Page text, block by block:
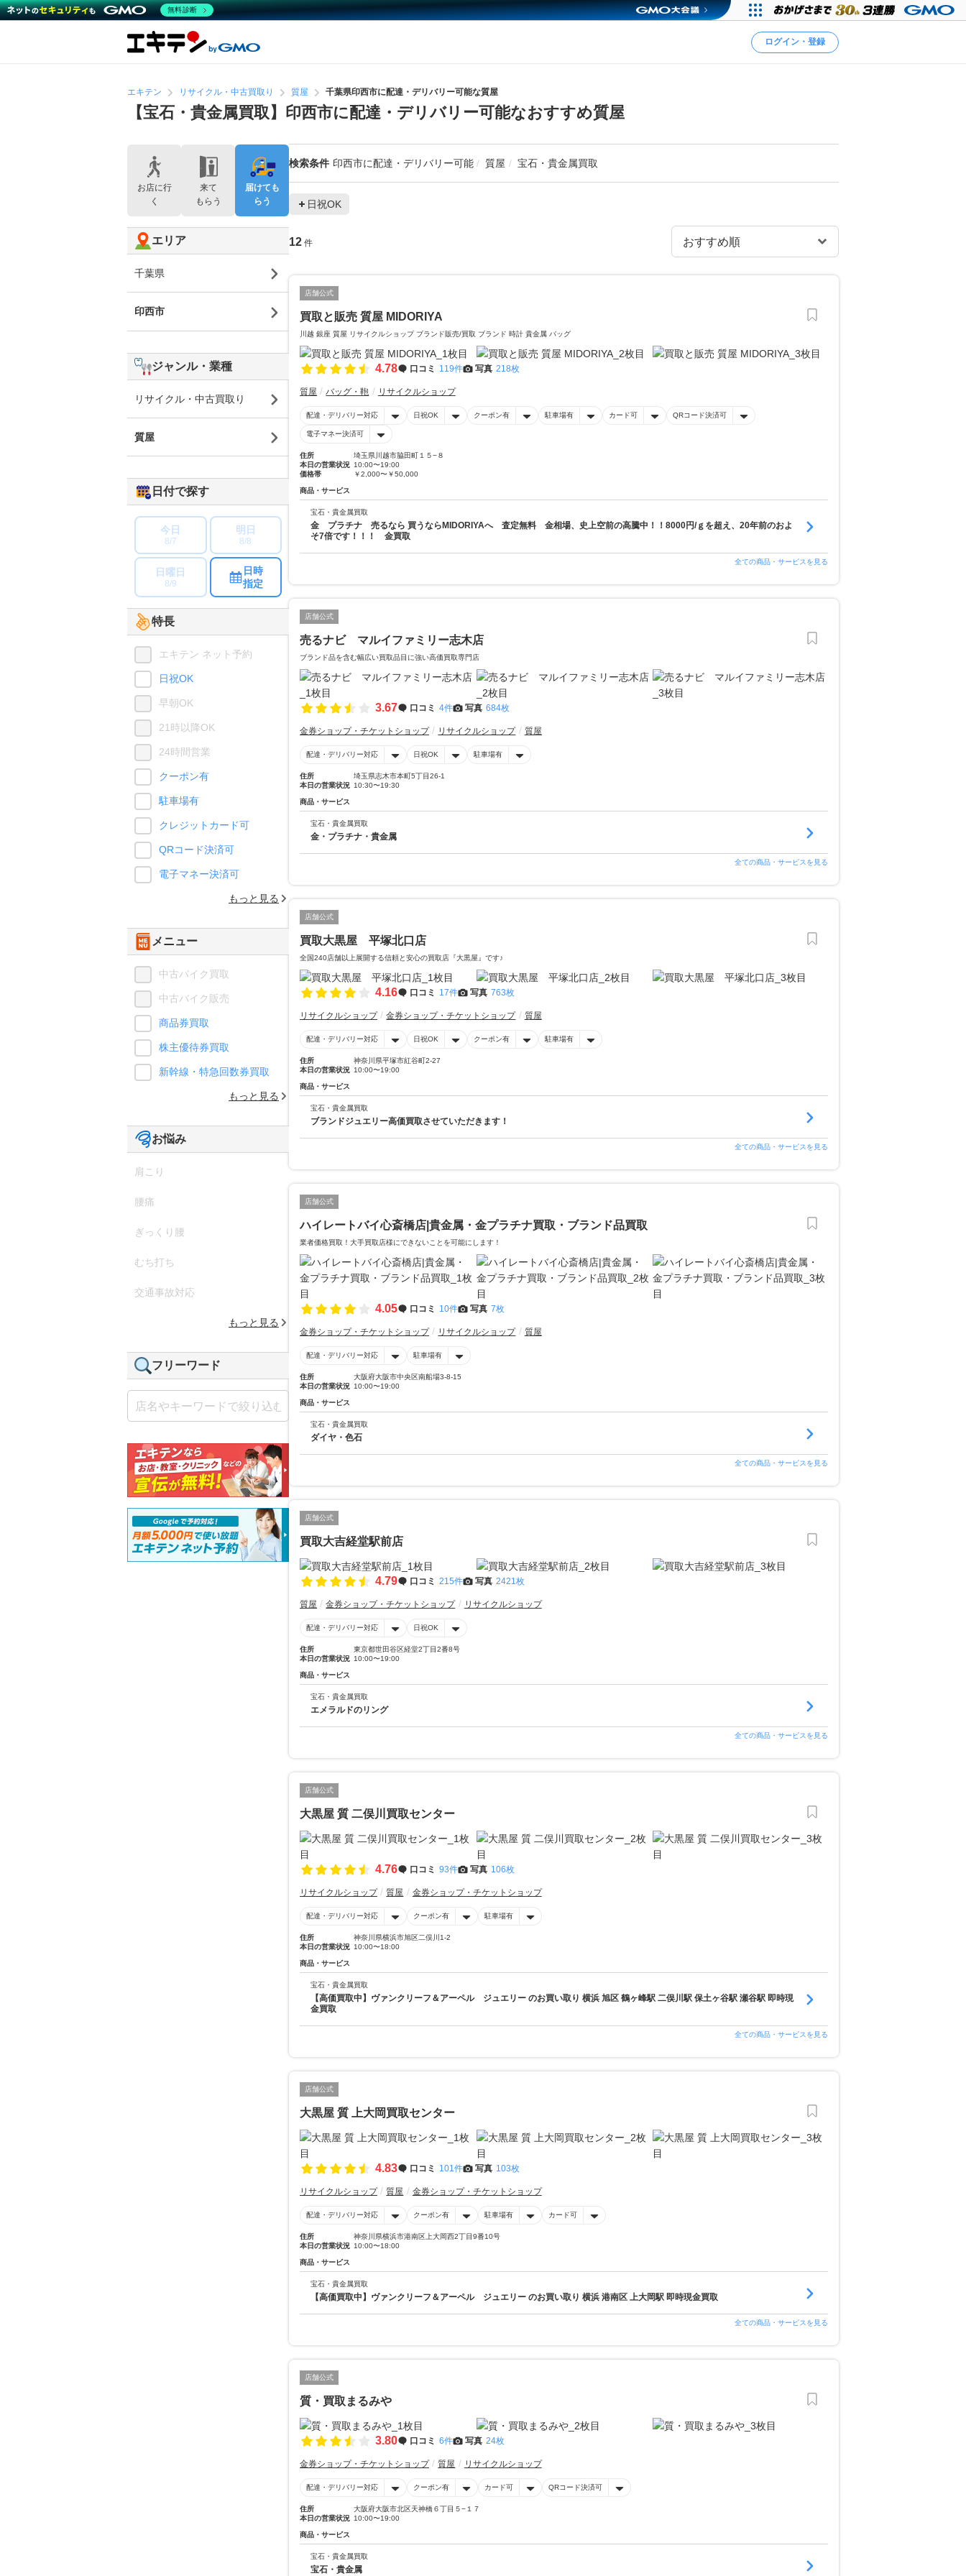
ログイン・登録
エキテン リサイクル・中古買取り 質屋 千葉県印西市に配達・デリバリー可能な質屋
【宝石・貴金属買取】印西市に配達・デリバリー可能なおすすめ質屋
検索条件 印西市に配達・デリバリー可能 質屋 宝石・貴金属買取
日祝OK
12 件
店舗公式
買取と販売 質屋 MIDORIYA
川越 銀座 質屋 リサイクルショップ ブランド販売/買取 ブランド 時計 貴金属 バッグ
4.78 口コミ 119件 写真 218枚
質屋 バッグ・鞄 リサイクルショップ
配達・デリバリー対応 日祝OK クーポン有 駐車場有 カード可 QRコード決済可
電子マネー決済可
住所
埼玉県川越市脇田町１５−８
本日の営業状況 10:00〜19:00
価格帯
￥2,000〜￥50,000
商品・サービス
宝石・貴金属買取
金 プラチナ 売るなら 買うならMIDORIYAへ 査定無料 金相場、史上空前の高騰中！！8000円/ｇを超え、20年前のおよ
そ7倍です！！！ 金買取
全ての商品・サービスを見る
店舗公式
売るナビ マルイファミリー志木店
ブランド品を含む幅広い買取品目に強い高価買取専門店
3.67 口コミ 4件 写真 684枚
金券ショップ・チケットショップ リサイクルショップ 質屋
配達・デリバリー対応 日祝OK 駐車場有
住所
埼玉県志木市本町5丁目26-1
本日の営業状況 10:30〜19:30
商品・サービス
宝石・貴金属買取
金・プラチナ・貴金属
全ての商品・サービスを見る
店舗公式
買取大黒屋 平塚北口店
全国240店舗以上展開する信頼と安心の買取店『大黒屋』です♪
4.16 口コミ 17件 写真 763枚
リサイクルショップ 金券ショップ・チケットショップ 質屋
配達・デリバリー対応 日祝OK クーポン有 駐車場有
住所
神奈川県平塚市紅谷町2-27
本日の営業状況 10:00〜19:00
商品・サービス
宝石・貴金属買取
ブランドジュエリー高価買取させていただきます！
全ての商品・サービスを見る
店舗公式
ハイレートバイ心斎橋店|貴金属・金プラチナ買取・ブランド品買取
業者価格買取！大手買取店様にできないことを可能にします！
4.05 口コミ 10件 写真 7枚
金券ショップ・チケットショップ リサイクルショップ 質屋
配達・デリバリー対応 駐車場有
住所
大阪府大阪市中央区南船場3-8-15
本日の営業状況 10:00〜19:00
商品・サービス
宝石・貴金属買取
ダイヤ・色石
全ての商品・サービスを見る
店舗公式
買取大吉経堂駅前店
4.79 口コミ 215件 写真 2421枚
質屋 金券ショップ・チケットショップ リサイクルショップ
配達・デリバリー対応 日祝OK
住所
東京都世田谷区経堂2丁目2番8号
本日の営業状況 10:00〜19:00
商品・サービス
宝石・貴金属買取
エメラルドのリング
全ての商品・サービスを見る
店舗公式
大黒屋 質 二俣川買取センター
4.76 口コミ 93件 写真 106枚
リサイクルショップ 質屋 金券ショップ・チケットショップ
配達・デリバリー対応 クーポン有 駐車場有
住所
神奈川県横浜市旭区二俣川1-2
本日の営業状況 10:00〜18:00
商品・サービス
宝石・貴金属買取
【高価買取中】ヴァンクリーフ＆アーペル ジュエリー のお買い取り 横浜 旭区 鶴ヶ峰駅 二俣川駅 保土ヶ谷駅 瀬谷駅 即時現
金買取
全ての商品・サービスを見る
店舗公式
大黒屋 質 上大岡買取センター
4.83 口コミ 101件 写真 103枚
リサイクルショップ 質屋 金券ショップ・チケットショップ
配達・デリバリー対応 クーポン有 駐車場有 カード可
住所
神奈川県横浜市港南区上大岡西2丁目9番10号
本日の営業状況 10:00〜18:00
商品・サービス
宝石・貴金属買取
【高価買取中】ヴァンクリーフ＆アーペル ジュエリー のお買い取り 横浜 港南区 上大岡駅 即時現金買取
全ての商品・サービスを見る
店舗公式
質・買取まるみや
3.80 口コミ 6件 写真 24枚
金券ショップ・チケットショップ 質屋 リサイクルショップ
配達・デリバリー対応 クーポン有 カード可 QRコード決済可
住所
大阪府大阪市北区天神橋６丁目５−１７
本日の営業状況 10:00〜19:00
商品・サービス
宝石・貴金属買取
宝石・貴金属
お店に行
く
来て
もらう
届けても
らう
エリア
千葉県
印西市
ジャンル・業種
リサイクル・中古買取り
質屋
日付で探す
今日
8/7
明日
8/8
日曜日
8/9
日時
指定
特長
エキテン ネット予約
日祝OK
早朝OK
21時以降OK
24時間営業
クーポン有
駐車場有
クレジットカード可
QRコード決済可
電子マネー決済可
もっと見る
メニュー
中古バイク買取
中古バイク販売
商品券買取
株主優待券買取
新幹線・特急回数券買取
もっと見る
お悩み
肩こり
腰痛
ぎっくり腰
むち打ち
交通事故対応
もっと見る
フリーワード
無料診断